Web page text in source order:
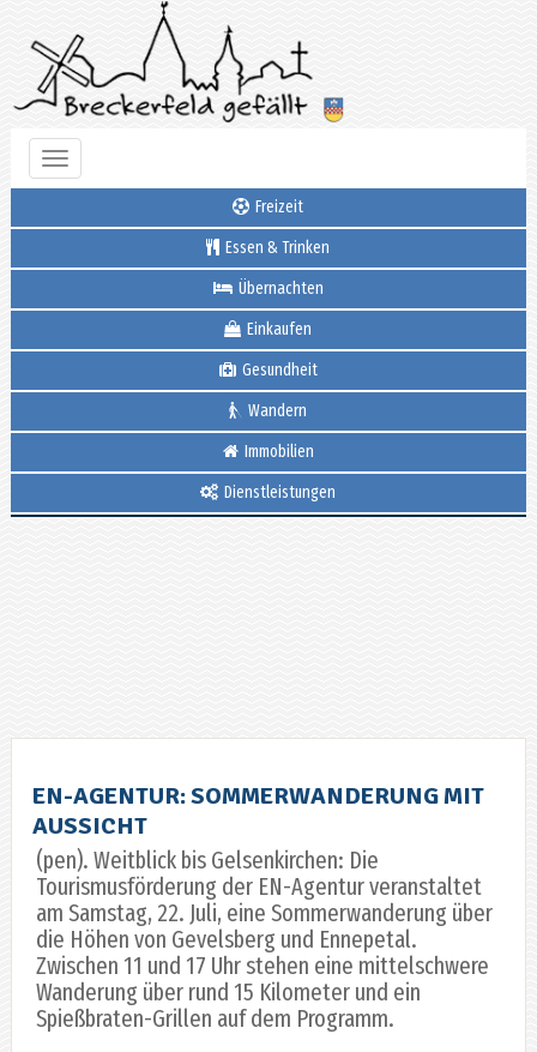
Toggle
navigation
Freizeit
Essen & Trinken
Übernachten
Einkaufen
Gesundheit
Wandern
Immobilien
Dienstleistungen
EN-AGENTUR: SOMMERWANDERUNG MIT
AUSSICHT
(pen). Weitblick bis Gelsenkirchen: Die
Tourismusförderung der EN-Agentur veranstaltet
am Samstag, 22. Juli, eine Sommerwanderung über
die Höhen von Gevelsberg und Ennepetal.
Zwischen 11 und 17 Uhr stehen eine mittelschwere
Wanderung über rund 15 Kilometer und ein
Spießbraten-Grillen auf dem Programm.